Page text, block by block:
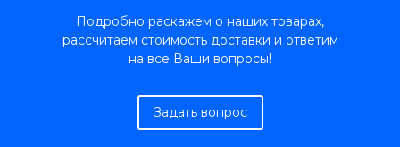
Подробно раскажем о наших товарах,
рассчитаем стоимость доставки и ответим
на все Ваши вопросы!
Задать вопрос